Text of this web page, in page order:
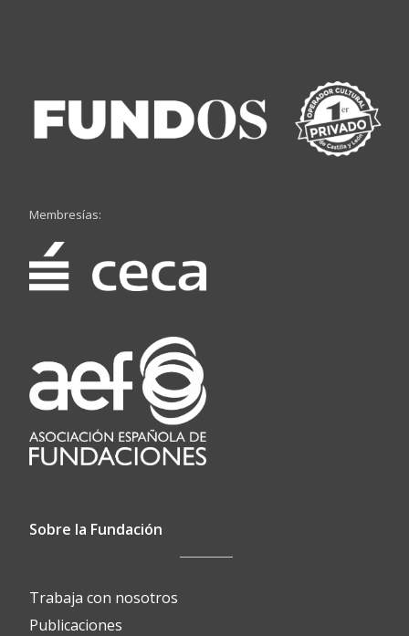
Membresías:
Sobre la Fundación
Trabaja con nosotros
Publicaciones